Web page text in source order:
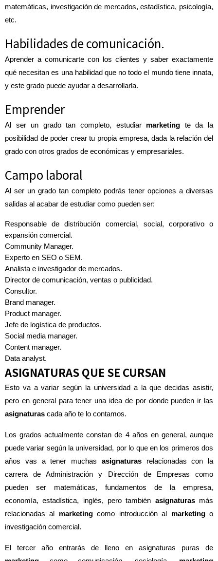
matemáticas, investigación de mercados, estadística, psicología,
etc.
Habilidades de comunicación.
Aprender a comunicarte con los clientes y saber exactamente
qué necesitan es una habilidad que no todo el mundo tiene innata,
y este grado puede ayudar a desarrollarla.
Emprender
Al ser un grado tan completo, estudiar marketing te da la
posibilidad de poder crear tu propia empresa, dada la relación del
grado con otros grados de económicas y empresariales.
Campo laboral
Al ser un grado tan completo podrás tener opciones a diversas
salidas al acabar de estudiar como pueden ser:
Responsable de distribución comercial, social, corporativo o
expansión comercial.
Community Manager.
Experto en SEO o SEM.
Analista e investigador de mercados.
Director de comunicación, ventas o publicidad.
Consultor.
Brand manager.
Product manager.
Jefe de logística de productos.
Social media manager.
Content manager.
Data analyst.
ASIGNATURAS QUE SE CURSAN
Esto va a variar según la universidad a la que decidas asistir,
pero en general para tener una idea de por donde pueden ir las
asignaturas cada año te lo contamos.
Los grados actualmente constan de 4 años en general, aunque
puede variar según la universidad, por lo que en los primeros dos
años vas a tener muchas asignaturasrelacionadas con la
carrera de Administración y Dirección de Empresas como
pueden ser matemáticas, fundamentos de la empresa,
economía, estadística, inglés, pero también asignaturasmás
relacionadas al marketingcomo introducción al marketingo
investigación comercial.
El tercer año entrarás de lleno en asignaturas puras de